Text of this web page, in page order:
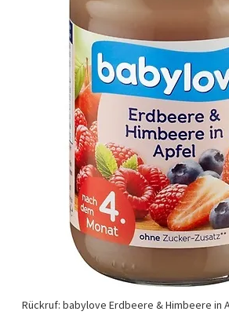
Rückruf: babylove Erdbeere & Himbeere in